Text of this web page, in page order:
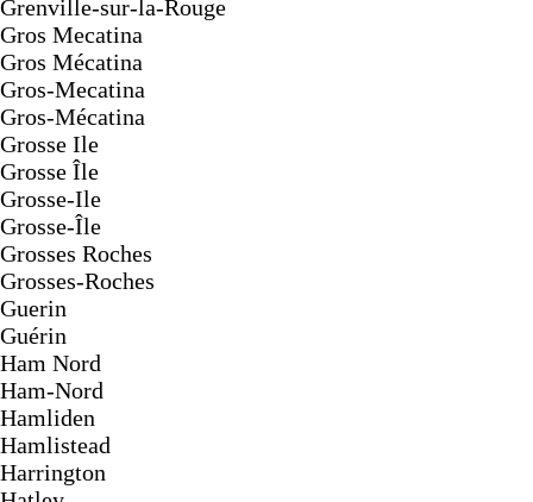
Grenville-sur-la-Rouge
Gros Mecatina
Gros Mécatina
Gros-Mecatina
Gros-Mécatina
Grosse Ile
Grosse Île
Grosse-Ile
Grosse-Île
Grosses Roches
Grosses-Roches
Guerin
Guérin
Ham Nord
Ham-Nord
Hamliden
Hamlistead
Harrington